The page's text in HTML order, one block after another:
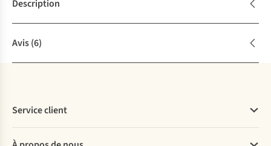
Description
Avis(6)
Service client